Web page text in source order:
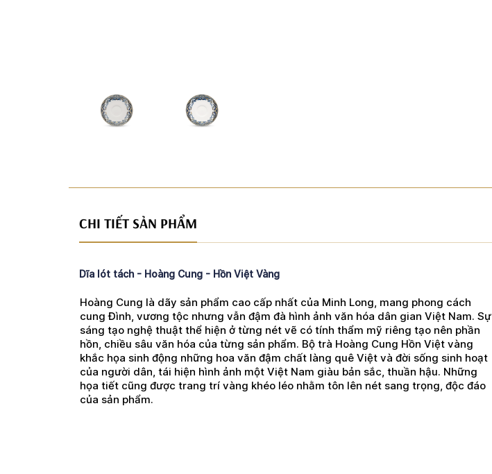
CHI TIẾT SẢN PHẨM
Dĩa lót tách - Hoàng Cung - Hồn Việt Vàng
Hoàng Cung là dãy sản phẩm cao cấp nhất của Minh Long, mang phong cách
cung Đình, vương tộc nhưng vẫn đậm đà hình ảnh văn hóa dân gian Việt Nam. Sự
sáng tạo nghệ thuật thể hiện ở từng nét vẽ có tính thẩm mỹ riêng tạo nên phần
hồn, chiều sâu văn hóa của từng sản phẩm. Bộ trà Hoàng Cung Hồn Việt vàng
khắc họa sinh động những hoa văn đậm chất làng quê Việt và đời sống sinh hoạt
của người dân, tái hiện hình ảnh một Việt Nam giàu bản sắc, thuần hậu. Những
họa tiết cũng được trang trí vàng khéo léo nhằm tôn lên nét sang trọng, độc đáo
của sản phẩm.